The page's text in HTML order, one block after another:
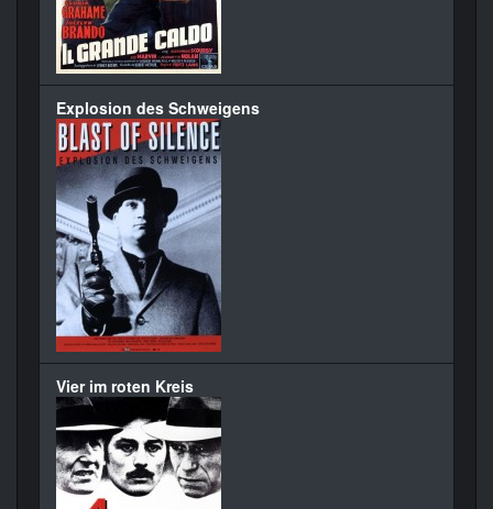
Explosion des Schweigens
Vier im roten Kreis